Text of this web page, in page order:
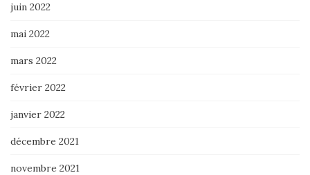
juin 2022
mai 2022
mars 2022
février 2022
janvier 2022
décembre 2021
novembre 2021